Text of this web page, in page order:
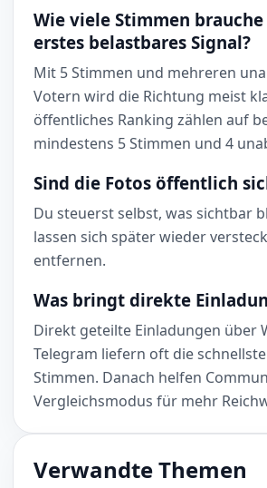
Wie viele Stimmen
erstes belastbares Signal?
Mit 5 Stimmen und mehreren
Votern wird die Richtung meist
öffentliches Ranking zählen auf
mindestens 5 Stimmen und 4
Sind die Fotos öffentlich
Du steuerst selbst, was sichtbar
lassen sich später wieder
entfernen.
Was bringt direkte
Direkt geteilte Einladungen über
Telegram liefern oft die
Stimmen. Danach helfen
Vergleichsmodus für mehr
Verwandte Themen